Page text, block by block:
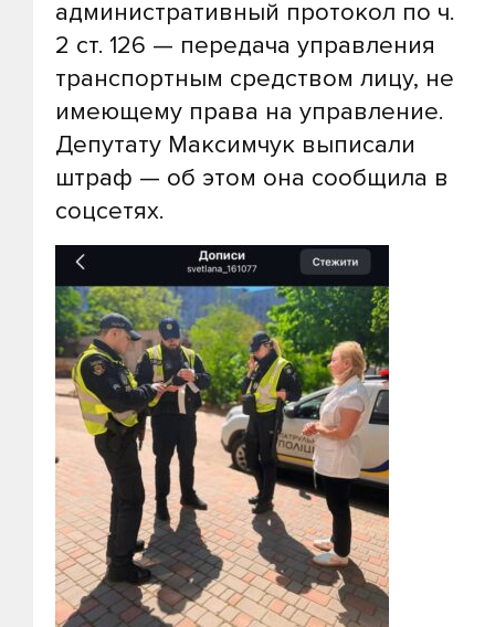
административный протокол по ч.
2 ст. 126 — передача управления
транспортным средством лицу, не
имеющему права на управление.
Депутату Максимчук выписали
штраф — об этом она сообщила в
соцсетях.